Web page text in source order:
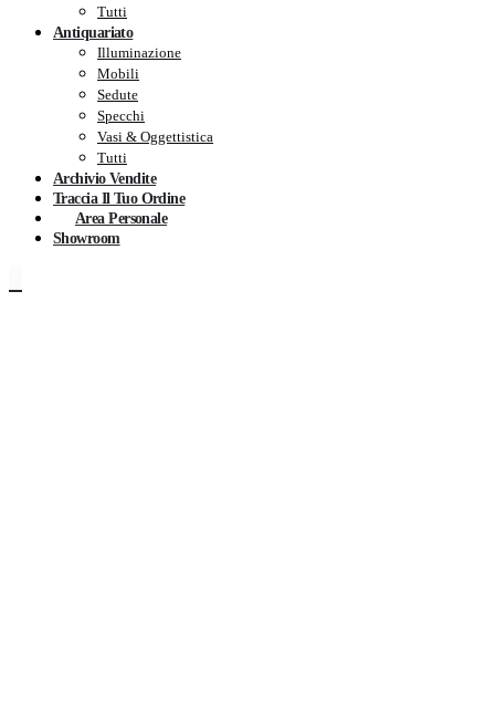
Tutti
Antiquariato
Illuminazione
Mobili
Sedute
Specchi
Vasi & Oggettistica
Tutti
Archivio Vendite
Traccia Il Tuo Ordine
Area Personale
Showroom